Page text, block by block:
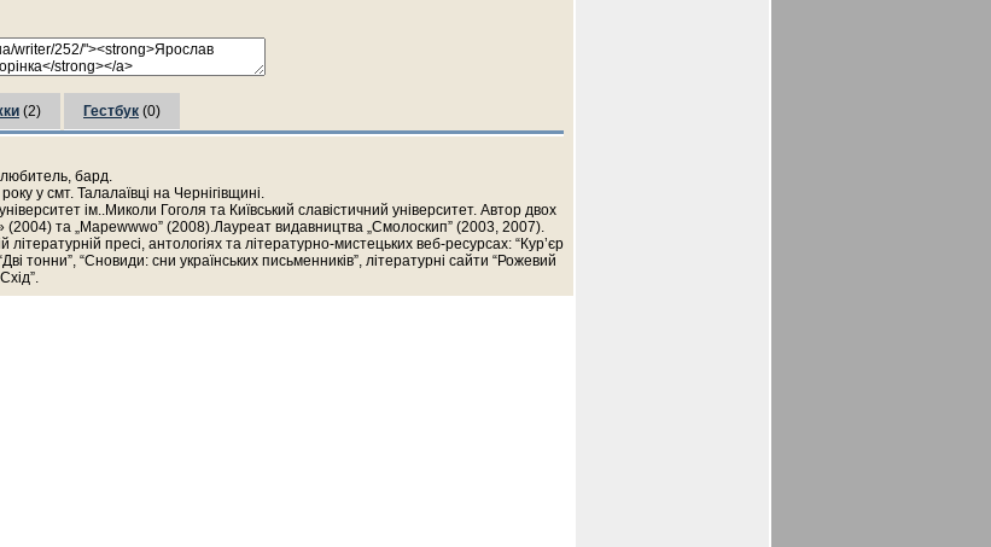
(2) Гестбук (0)
бард.
у смт. Талалаївці на Чернігівщині.
ім..Миколи Гоголя та Київський славістичний університет. Автор двох
(2004) та „Мареwwwо” (2008).Лауреат видавництва „Смолоскип” (2003, 2007).
літературній пресі, антологіях та літературно-мистецьких веб-ресурсах: “Кур’єр
тонни”, “Cновиди: сни українських письменників”, літературні сайти “Рожевий